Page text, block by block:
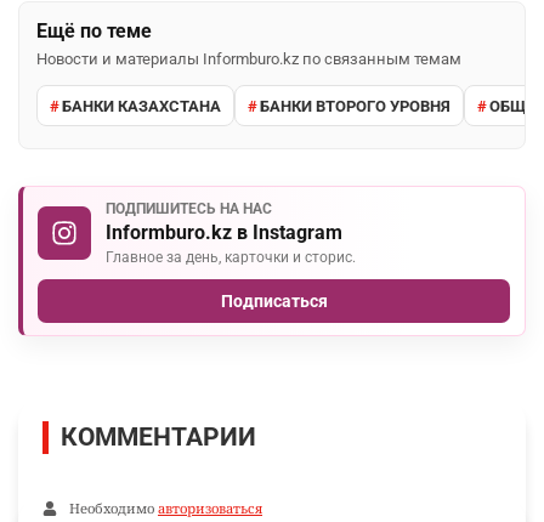
Ещё по теме
Новости и материалы Informburo.kz по связанным темам
БАНКИ КАЗАХСТАНА БАНКИ ВТОРОГО УРОВНЯ
ПОДПИШИТЕСЬ НА НАС
Informburo.kz в Instagram
Главное за день, карточки и сторис.
Подписаться
КОММЕНТАРИИ
Необходимо авторизоваться